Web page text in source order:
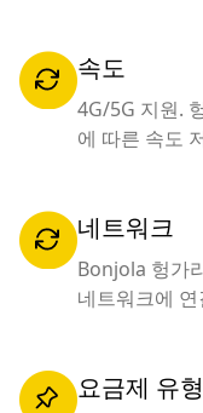
속도
4G/5G 지원.
에 따른 속도
네트워크
Bonjola 헝가
네트워크에
요금제 유형